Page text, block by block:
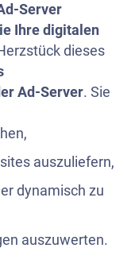
Server
Ihre digitalen
dieses
Ad-Server. Sie
auszuliefern,
dynamisch zu
auszuwerten.